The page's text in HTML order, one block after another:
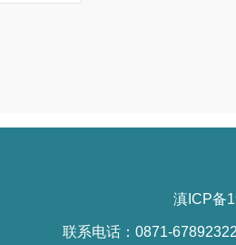
滇ICP备
联系电话：0871-